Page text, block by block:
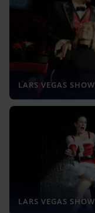
LARS VEGAS SHOW
LARS VEGAS SHOW